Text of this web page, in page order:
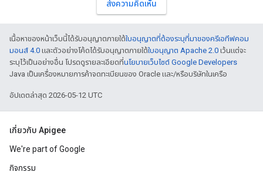
ส่งความคิดเห็น
เนื้อหาของหน้าเว็บนี้ได้รับอนุญาตภายใต้ใบอนุญาตที่ต้องระบุที่มาของครีเอทีฟคอม
มอนส์ 4.0 และตัวอย่างโค้ดได้รับอนุญาตภายใต้ใบอนุญาต Apache 2.0 เว้นแต่จะ
ระบุไว้เป็นอย่างอื่น โปรดดูรายละเอียดที่นโยบายเว็บไซต์ Google Developers
Java เป็นเครื่องหมายการค้าจดทะเบียนของ Oracle และ/หรือบริษัทในเครือ
อัปเดตล่าสุด 2026-05-12 UTC
เกี่ยวกับ Apigee
We're part of Google
กิจกรรม